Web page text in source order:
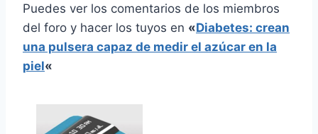
Puedes ver los comentarios de los miembros
del foro y hacer los tuyos en «Diabetes: crean
una pulsera capaz de medir el azúcar en la
piel«